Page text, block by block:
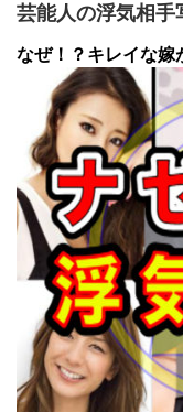
芸能人の浮気相
なぜ！？キレイな